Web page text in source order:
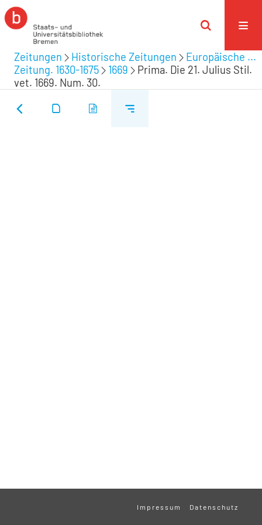
Zeitungen Historische Zeitungen
Europäische ...
Zeitung. 1630-1675
1669
Prima. Die 21. Julius Stil.
vet. 1669. Num. 30.
Impressum Datenschutz